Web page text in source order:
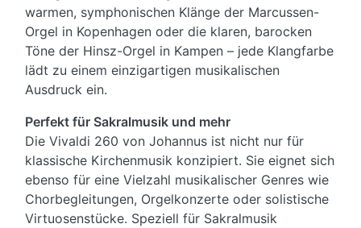
warmen, symphonischen Klänge der Marcussen-
Orgel in Kopenhagen oder die klaren, barocken
Töne der Hinsz-Orgel in Kampen – jede Klangfarbe
lädt zu einem einzigartigen musikalischen
Ausdruck ein.
Perfekt für Sakralmusik und mehr
Die Vivaldi 260 von Johannus ist nicht nur für
klassische Kirchenmusik konzipiert. Sie eignet sich
ebenso für eine Vielzahl musikalischer Genres wie
Chorbegleitungen, Orgelkonzerte oder solistische
Virtuosenstücke. Speziell für Sakralmusik